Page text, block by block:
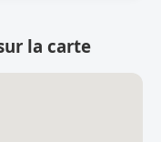
la carte